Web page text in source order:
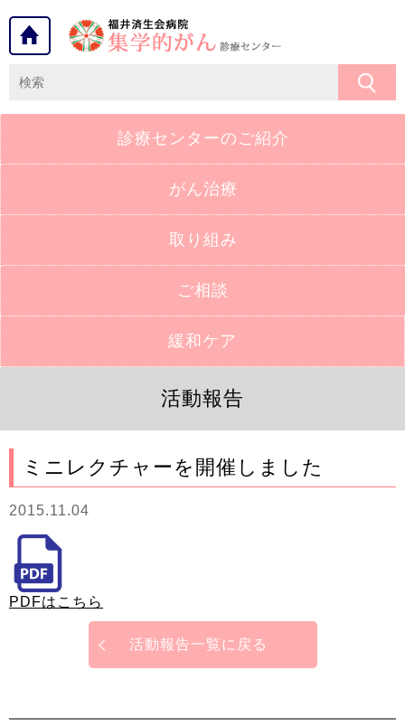
診療センターの ご紹介
がん治療
取り組み
ご相談
緩和ケア
活動報告
ミニレクチャーを開催しました
2015.11.04
PDFはこちら
活動報告一覧に戻る